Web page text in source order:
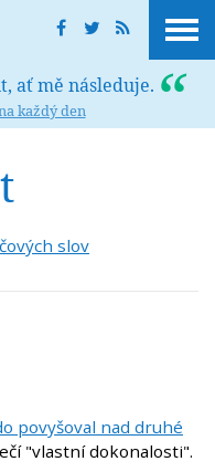
ať mě následuje.
každý den
slov
povyšoval nad druhé
"vlastní dokonalosti".